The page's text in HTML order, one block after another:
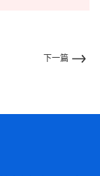
下一篇